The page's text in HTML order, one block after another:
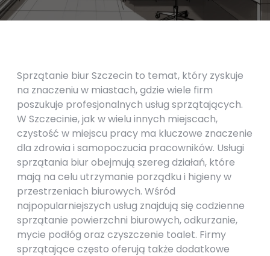
Sprzątanie biur Szczecin to temat, który zyskuje
na znaczeniu w miastach, gdzie wiele firm
poszukuje profesjonalnych usług sprzątających.
W Szczecinie, jak w wielu innych miejscach,
czystość w miejscu pracy ma kluczowe znaczenie
dla zdrowia i samopoczucia pracowników. Usługi
sprzątania biur obejmują szereg działań, które
mają na celu utrzymanie porządku i higieny w
przestrzeniach biurowych. Wśród
najpopularniejszych usług znajdują się codzienne
sprzątanie powierzchni biurowych, odkurzanie,
mycie podłóg oraz czyszczenie toalet. Firmy
sprzątające często oferują także dodatkowe